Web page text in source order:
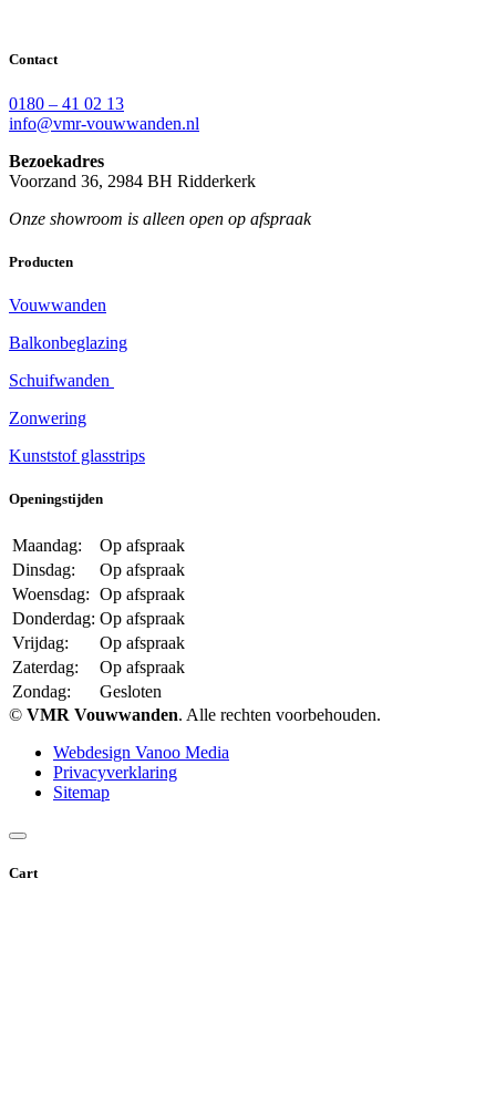
Contact
0180 – 41 02 13
info@vmr-vouwwanden.nl
Bezoekadres
Voorzand 36, 2984 BH Ridderkerk
Onze showroom is alleen open op afspraak
Producten
Vouwwanden
Balkonbeglazing
Schuifwanden
Zonwering
Kunststof glasstrips
Openingstijden
Maandag:
Op afspraak
Dinsdag:
Op afspraak
Woensdag: Op afspraak
Donderdag: Op afspraak
Vrijdag:
Op afspraak
Zaterdag:
Op afspraak
Zondag:
Gesloten
© VMR Vouwwanden. Alle rechten voorbehouden.
Webdesign Vanoo Media
Privacyverklaring
Sitemap
Cart